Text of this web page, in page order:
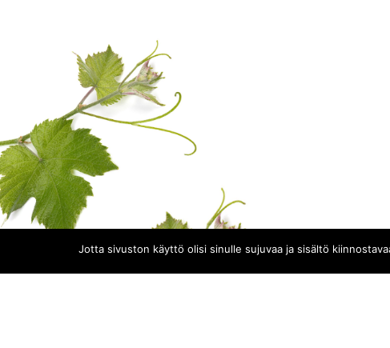
Jotta sivuston käyttö olisi sinulle sujuvaa ja sisältö